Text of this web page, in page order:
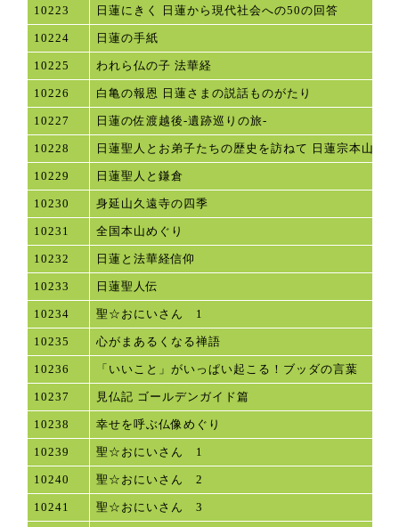
10223 日蓮にきく 日蓮から現代社会への50の回答
10224 日蓮の手紙
10225 われら仏の子 法華経
10226 白亀の報恩 日蓮さまの説話ものがたり
10227 日蓮の佐渡越後-遺跡巡りの旅-
10228 日蓮聖人とお弟子たちの歴史を訪ねて 日蓮宗本山め
10229 日蓮聖人と鎌倉
10230 身延山久遠寺の四季
10231 全国本山めぐり
10232 日蓮と法華経信仰
10233 日蓮聖人伝
10234 聖☆おにいさん 1
10235 心がまあるくなる禅語
10236 「いいこと」がいっぱい起こる！ブッダの言葉
10237 見仏記 ゴールデンガイド篇
10238 幸せを呼ぶ仏像めぐり
10239 聖☆おにいさん 1
10240 聖☆おにいさん 2
10241 聖☆おにいさん 3